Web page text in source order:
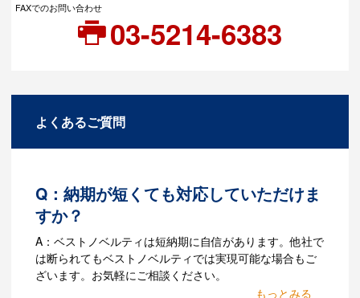
FAXでのお問い合わせ
03-5214-6383
よくあるご質問
Q：納期が短くても対応していただけま
すか？
A：ベストノベルティは短納期に自信があります。他社で
は断られてもベストノベルティでは実現可能な場合もご
ざいます。お気軽にご相談ください。